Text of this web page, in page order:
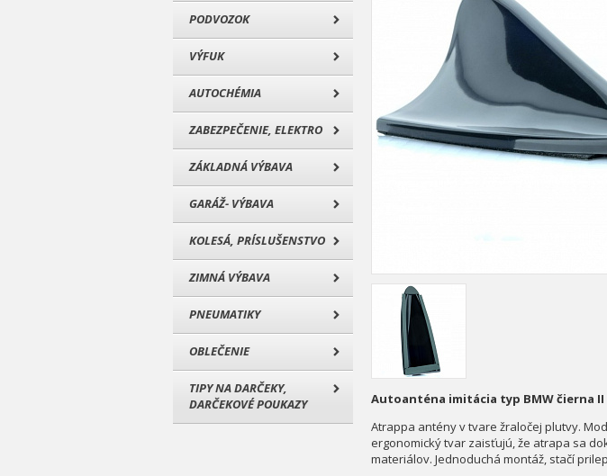
PODVOZOK
VÝFUK
AUTOCHÉMIA
ZABEZPEČENIE, ELEKTRO
ZÁKLADNÁ VÝBAVA
GARÁŽ- VÝBAVA
KOLESÁ, PRÍSLUŠENSTVO
ZIMNÁ VÝBAVA
PNEUMATIKY
OBLEČENIE
TIPY NA DARČEKY,
DARČEKOVÉ POUKAZY
Autoanténa imitácia typ BMW čierna II
Atrappa antény v tvare žraločej plutvy.
ergonomický tvar zaisťujú, že atrapa sa
materiálov. Jednoduchá montáž, stačí